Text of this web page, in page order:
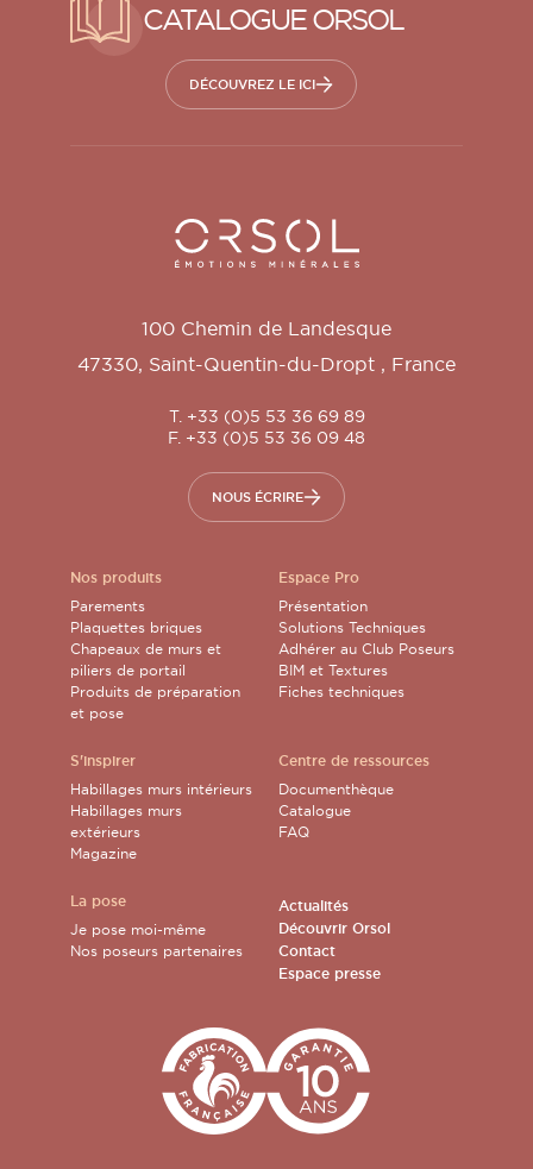
CATALOGUE ORSOL
DÉCOUVREZ LE ICI
Orsol S.A.
100 Chemin de Landesque
47330, Saint-Quentin-du-Dropt , France
T. +33 (0)5 53 36 69 89
F. +33 (0)5 53 36 09 48
NOUS ÉCRIRE
Nos produits
Parements
Plaquettes briques
Chapeaux de murs et
piliers de portail
Produits de préparation
et pose
S'inspirer
Habillages murs intérieurs
Habillages murs
extérieurs
Magazine
La pose
Je pose moi-même
Nos poseurs partenaires
Espace Pro
Présentation
Solutions Techniques
Adhérer au Club Poseurs
BIM et Textures
Fiches techniques
Centre de ressources
Documenthèque
Catalogue
FAQ
Actualités
Découvrir Orsol
Contact
Espace presse